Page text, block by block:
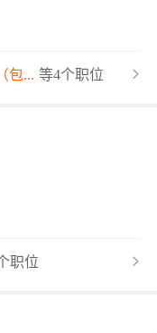
包... 等4个职位
职位